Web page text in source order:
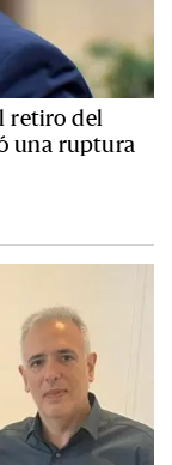
retiro del
una ruptura